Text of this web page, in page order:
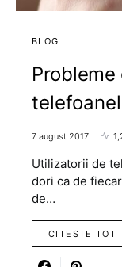
BLOG
7 august 2017
Utilizatorii de
dori ca de
de…
CITESTE TOT